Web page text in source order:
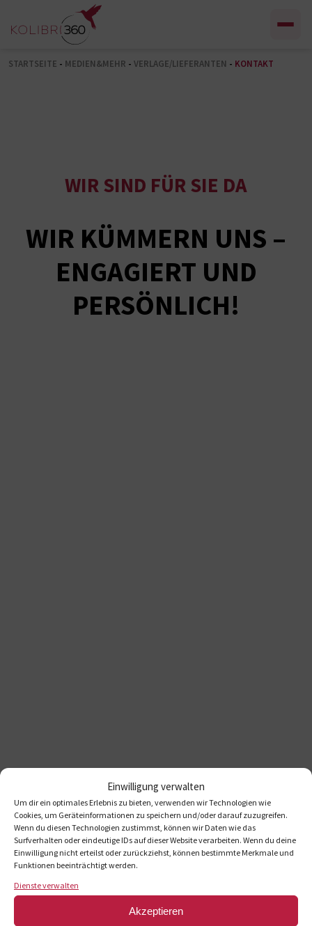
Einwilligung verwalten
Um dir ein optimales Erlebnis zu bieten, verwenden wir Technologien wie
Cookies, um Geräteinformationen zu speichern und/oder darauf zuzugreifen.
Wenn du diesen Technologien zustimmst, können wir Daten wie das
Surfverhalten oder eindeutige IDs auf dieser Website verarbeiten. Wenn du deine
Einwilligung nicht erteilst oder zurückziehst, können bestimmte Merkmale und
Funktionen beeinträchtigt werden.
Dienste verwalten
Akzeptieren
Zum Inhalt springen
STARTSEITE - MEDIEN&MEHR - VERLAGE/LIEFERANTEN - KONTAKT
WIR SIND FÜR SIE DA
WIR KÜMMERN UNS –
ENGAGIERT UND
PERSÖNLICH!
einkauf@kolibri360.de